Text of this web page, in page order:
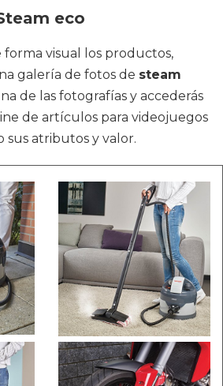
eco
forma visual los productos,
galería de fotos de steam
de las fotografías y accederás
de artículos para videojuegos
sus atributos y valor.